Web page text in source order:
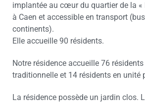
implantée au cœur du quartier de la «
à Caen et accessible en transport
continents).
Elle accueille 90 résidents.
Notre résidence accueille 76
traditionnelle et 14 résidents en unité
La résidence possède un jardin clos.